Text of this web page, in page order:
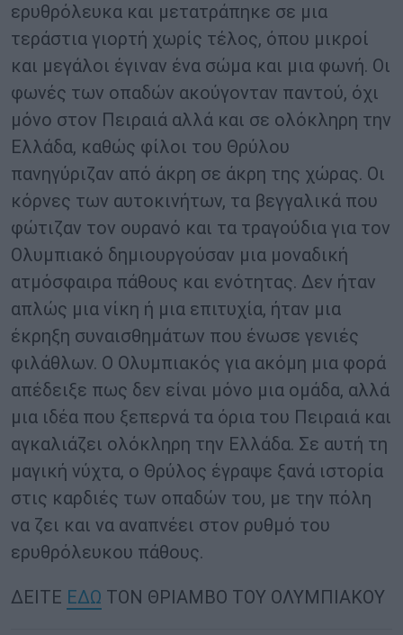
ερυθρόλευκα και μετατράπηκε σε μια
τεράστια γιορτή χωρίς τέλος, όπου μικροί
και μεγάλοι έγιναν ένα σώμα και μια φωνή. Οι
φωνές των οπαδών ακούγονταν παντού, όχι
μόνο στον Πειραιά αλλά και σε ολόκληρη την
Ελλάδα, καθώς φίλοι του Θρύλου
πανηγύριζαν από άκρη σε άκρη της χώρας. Οι
κόρνες των αυτοκινήτων, τα βεγγαλικά που
φώτιζαν τον ουρανό και τα τραγούδια για τον
Ολυμπιακό δημιουργούσαν μια μοναδική
ατμόσφαιρα πάθους και ενότητας. Δεν ήταν
απλώς μια νίκη ή μια επιτυχία, ήταν μια
έκρηξη συναισθημάτων που ένωσε γενιές
φιλάθλων. Ο Ολυμπιακός για ακόμη μια φορά
απέδειξε πως δεν είναι μόνο μια ομάδα, αλλά
μια ιδέα που ξεπερνά τα όρια του Πειραιά και
αγκαλιάζει ολόκληρη την Ελλάδα. Σε αυτή τη
μαγική νύχτα, ο Θρύλος έγραψε ξανά ιστορία
στις καρδιές των οπαδών του, με την πόλη
να ζει και να αναπνέει στον ρυθμό του
ερυθρόλευκου πάθους.
ΔΕΙΤΕ ΕΔΩ ΤΟΝ ΘΡΙΑΜΒΟ ΤΟΥ ΟΛΥΜΠΙΑΚΟΥ